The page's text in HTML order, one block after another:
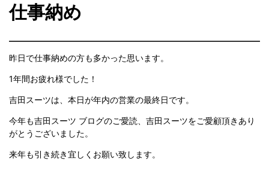
仕事納め
昨日で仕事納めの方も多かった思います。
1年間お疲れ様でした！
吉田スーツは、本日が年内の営業の最終日です。
今年も吉田スーツ ブログのご愛読、吉田スーツをご愛顧頂きあり
がとうございました。
来年も引き続き宜しくお願い致します。